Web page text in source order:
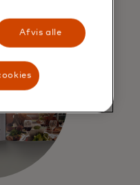
Afvis alle